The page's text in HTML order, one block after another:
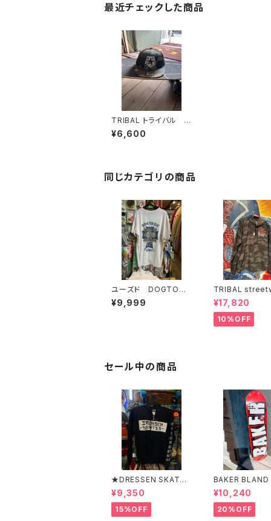
最近チェックした商品
TRIBAL トライバル ス
トリートウェア スナッ
プバックキャップUSA
¥6,600
同じカテゴリの商品
ユーズド DOGTOW
N TRIBAL メンズTシャ
ツ
¥9,999
TRIBAL
トライバル コー
ケット USA
¥17,820
10%OFF
セール中の商品
★DRESSEN SKATES
★ERIC DRESSEN BL
ACK ZIP HOOD PAR
KER ドレッセンスケー
ツスケート エリックド
¥9,350
15%OFF
BAKER BLAND
O PURPLE
ベイカー ブラ
ロゴ パープル
キ 8インチ ス
¥10,240
20%OFF